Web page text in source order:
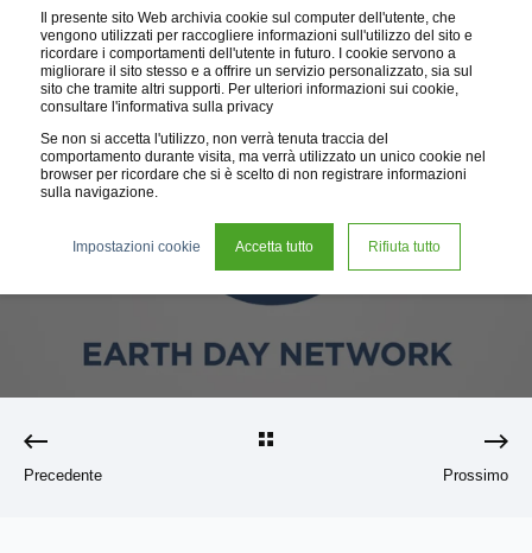
Il presente sito Web archivia cookie sul computer dell'utente, che
vengono utilizzati per raccogliere informazioni sull'utilizzo del sito e
ricordare i comportamenti dell'utente in futuro. I cookie servono a
migliorare il sito stesso e a offrire un servizio personalizzato, sia sul
sito che tramite altri supporti. Per ulteriori informazioni sui cookie,
consultare l'informativa sulla privacy
Se non si accetta l'utilizzo, non verrà tenuta traccia del
comportamento durante visita, ma verrà utilizzato un unico cookie nel
browser per ricordare che si è scelto di non registrare informazioni
sulla navigazione.
Impostazioni cookie Accetta tutto Rifiuta tutto
Happy Earth Day
Precedente Prossimo